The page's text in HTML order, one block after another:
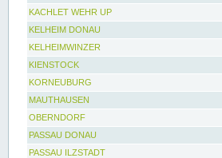
KACHLET WEHR UP
KELHEIM DONAU
KELHEIMWINZER
KIENSTOCK
KORNEUBURG
MAUTHAUSEN
OBERNDORF
PASSAU DONAU
PASSAU ILZSTADT